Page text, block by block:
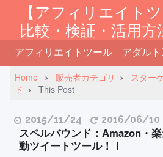
【アフィリエイト
比較・検証・活用方
アフィリエイトツール アダル
Home 販売者カテゴリ スター
ド
This Post
2015/11/24 2016/06/10
スペルバウンド：Amazon・
動ツイートツール！！